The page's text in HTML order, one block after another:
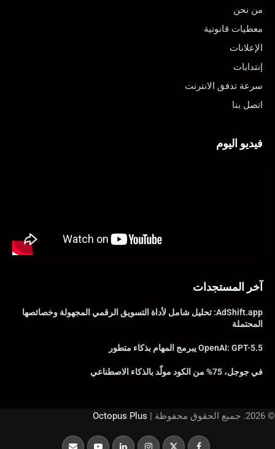
من نحن
معطيات قانونية
الإعلانات
إنتدابات
سرعة تدفق الانترنت
اتصل بنا
فيديو اليوم
آخر المستجدات
AdShift.app: تحليل شامل لأداة التسويق الرقمي المجهولة وخصائصها
المحتملة
OpenAI: GPT-5.5 يبرمج المهام بذكاء متطور
في جوجل، 75% من الكود مولّد بالذكاء الاصطناعي
© 2026. جميع الحقوق محفوظة | Octopus Plus